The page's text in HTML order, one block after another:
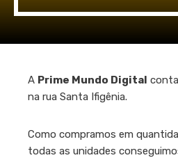
A Prime Mundo Digital
na rua Santa Ifigênia.
Como compramos em
todas as unidades